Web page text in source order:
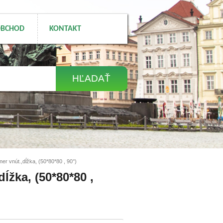
KONTAKT
vnút.,dĺžka, (50*80*80 , 90°)
(50*80*80 ,